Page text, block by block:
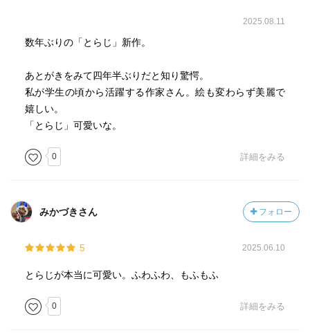
2025.08.11
数年ぶりの「とらじ」新作。
あとがきをみて四年半ぶりだと知り驚愕。
私が学生の頃から活躍する作家さん。絵も変わらず美麗で
嬉しい。
「とらじ」可愛いな。
0 詳細をみる
みかづきさん フォロー
5 2025.06.10
とらじが本当に可愛い。ふわふわ、もふもふ
0 詳細をみる